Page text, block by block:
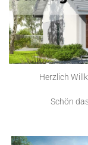
Herzlich
Schön